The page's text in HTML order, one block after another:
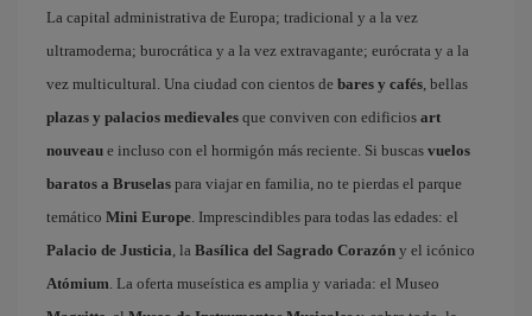
La capital administrativa de Europa; tradicional y a la vez
ultramoderna; burocrática y a la vez extravagante; eurócrata y a la
vez multicultural. Una ciudad con cientos de bares y cafés, bellas
plazas y palacios medievales que conviven con edificios art
nouveau e incluso con el hormigón más reciente. Si buscas vuelos
baratos a Bruselas para viajar en familia, no te pierdas el parque
temático Mini Europe. Imprescindibles para todas las edades: el
Palacio de Justicia, la Basílica del Sagrado Corazón y el icónico
Atómium. La oferta museística es amplia y variada: el Museo